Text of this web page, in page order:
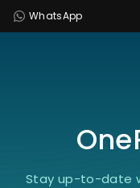
WhatsApp
Stay up-to-date